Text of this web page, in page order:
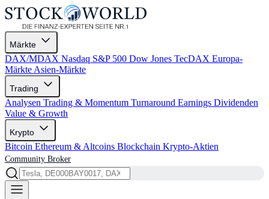
Märkte
DAX/MDAX Nasdaq S&P 500 Dow Jones TecDAX Europa-
Märkte Asien-Märkte
Trading
Analysen Trading & Momentum Turnaround Earnings Dividenden
Value & Growth
Krypto
Bitcoin Ethereum & Altcoins Blockchain Krypto-Aktien
Community Broker